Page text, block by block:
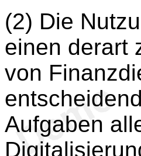
(2) Die
einen derart
von
Aufgaben